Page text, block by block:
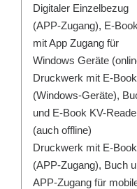
Digitaler Einzelbezug
(APP-Zugang), E-Book
mit App Zugang für
Windows Geräte
Druckwerk mit E-Book
(Windows-Geräte),
und E-Book KV-
(auch offline)
Druckwerk mit E-Book
(APP-Zugang), Buch
APP-Zugang für